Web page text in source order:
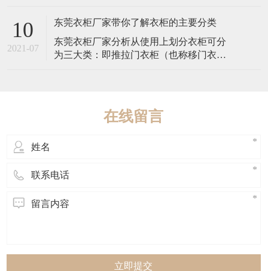
蛀阻燃，在国外被称为“无缺陷板材”。其中
0.80g/cm3，否则影响承重力和平整性；含
水率不能低于6.5%，但也不能过高
10
2021-07
东莞衣柜厂家带你了解衣柜的主要分类
东莞衣柜厂家分析从使用上划分衣柜可分
为三大类：即推拉门衣柜（也称移门衣
推拉衣柜和外挂推拉衣柜：内推拉衣柜是
将衣柜门置于衣柜内，个体性较强，易融
在线留言
立即提交